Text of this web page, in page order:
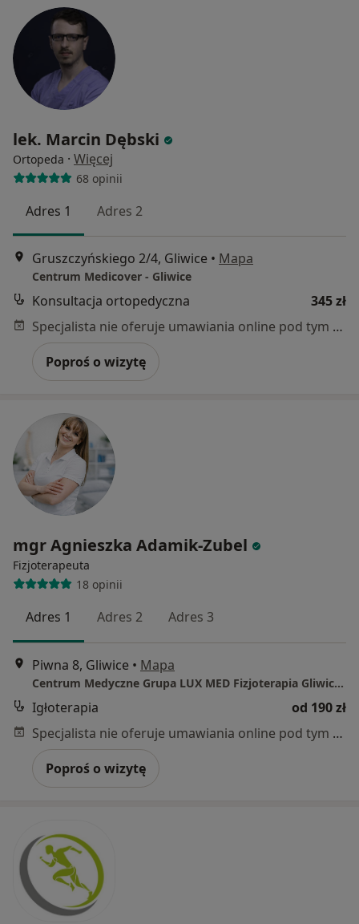
lek. Marcin Dębski
Ortopeda · Więcej
68 opinii
Adres 1 Adres 2
Gruszczyńskiego 2/4, Gliwice • Mapa
Centrum Medicover - Gliwice
Konsultacja ortopedyczna
345 zł
Specjalista nie oferuje umawiania online pod tym adresem.
Poproś o wizytę
mgr Agnieszka Adamik-Zubel
Fizjoterapeuta
18 opinii
Adres 1 Adres 2 Adres 3
Piwna 8, Gliwice • Mapa
Centrum Medyczne Grupa LUX MED Fizjoterapia Gliwice - Piwna 8
Igłoterapia
od 190 zł
Specjalista nie oferuje umawiania online pod tym adresem.
Poproś o wizytę